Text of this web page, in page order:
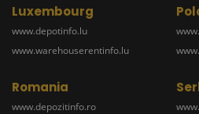
Luxembourg
www.depotinfo.lu
www.warehouserentinfo.lu
Romania
www.depozitinfo.ro